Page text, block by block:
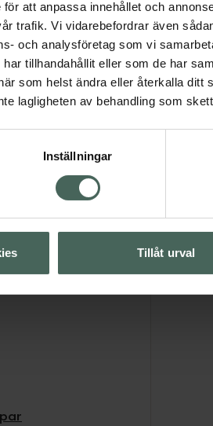
att anpassa innehållet och
trafik. Vi vidarebefordrar även
och analysföretag som vi
tillhandahållit eller som de har
som helst ändra eller återkalla ditt
lagligheten av behandling som
Inställningar
Tillåt urval
och mild tvål.